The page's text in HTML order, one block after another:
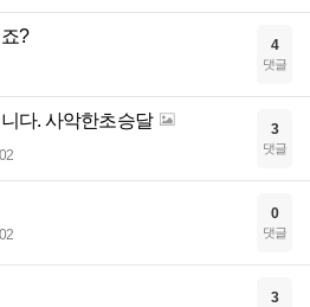
? 4
댓글
다. 사악한초승달 3
댓글
0
댓글
3